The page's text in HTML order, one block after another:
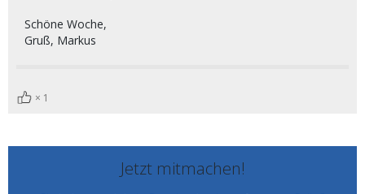
Schöne Woche,
Gruß, Markus
1
Jetzt mitmachen!